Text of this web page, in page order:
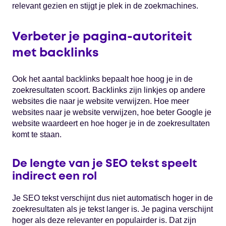
relevant gezien en stijgt je plek in de zoekmachines.
Verbeter je pagina-autoriteit
met backlinks
Ook het aantal backlinks bepaalt hoe hoog je in de
zoekresultaten scoort. Backlinks zijn linkjes op andere
websites die naar je website verwijzen. Hoe meer
websites naar je website verwijzen, hoe beter Google je
website waardeert en hoe hoger je in de zoekresultaten
komt te staan.
De lengte van je SEO tekst speelt
indirect een rol
Je SEO tekst verschijnt dus niet automatisch hoger in de
zoekresultaten als je tekst langer is. Je pagina verschijnt
hoger als deze relevanter en populairder is. Dat zijn